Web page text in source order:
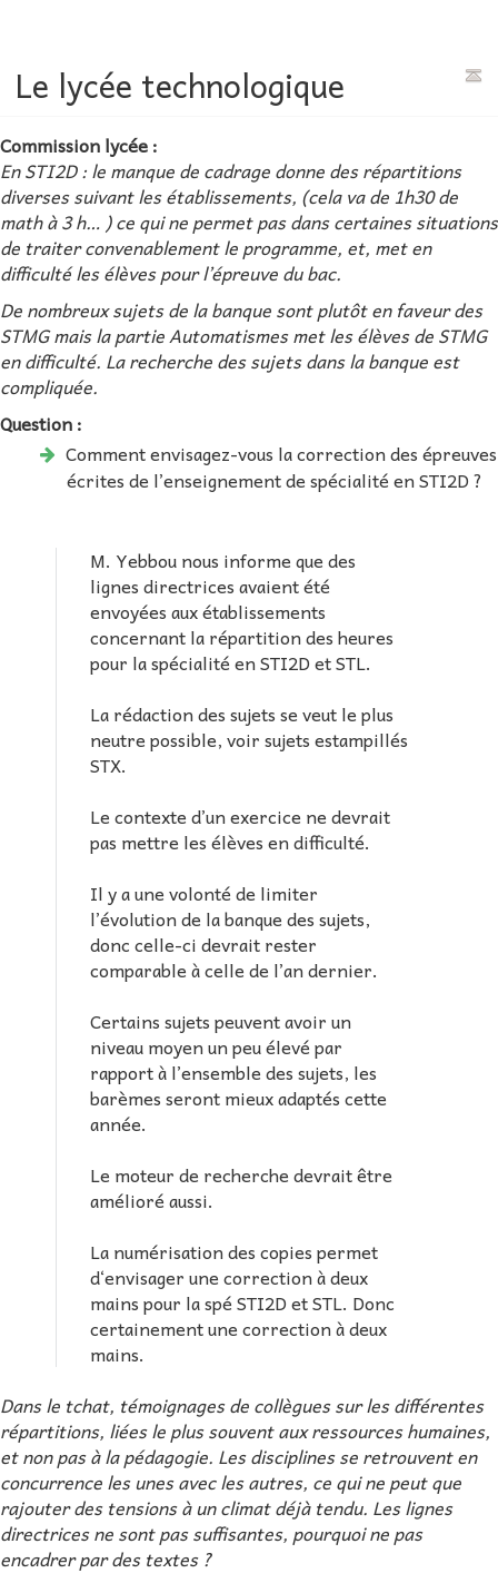
Le lycée technologique
Commission lycée :
En STI2D : le manque de cadrage donne des répartitions
diverses suivant les établissements, (cela va de 1h30 de
math à 3 h… ) ce qui ne permet pas dans certaines situations
de traiter convenablement le programme, et, met en
difficulté les élèves pour l’épreuve du bac.
De nombreux sujets de la banque sont plutôt en faveur des
STMG mais la partie Automatismes met les élèves de STMG
en difficulté. La recherche des sujets dans la banque est
compliquée.
Question :
Comment envisagez-vous la correction des épreuves
écrites de l’enseignement de spécialité en STI2D ?
M. Yebbou nous informe que des
lignes directrices avaient été
envoyées aux établissements
concernant la répartition des heures
pour la spécialité en STI2D et STL.
La rédaction des sujets se veut le plus
neutre possible, voir sujets estampillés
STX.
Le contexte d’un exercice ne devrait
pas mettre les élèves en difficulté.
Il y a une volonté de limiter
l’évolution de la banque des sujets,
donc celle-ci devrait rester
comparable à celle de l’an dernier.
Certains sujets peuvent avoir un
niveau moyen un peu élevé par
rapport à l’ensemble des sujets, les
barèmes seront mieux adaptés cette
année.
Le moteur de recherche devrait être
amélioré aussi.
La numérisation des copies permet
d‘envisager une correction à deux
mains pour la spé STI2D et STL. Donc
certainement une correction à deux
mains.
Dans le tchat, témoignages de collègues sur les différentes
répartitions, liées le plus souvent aux ressources humaines,
et non pas à la pédagogie. Les disciplines se retrouvent en
concurrence les unes avec les autres, ce qui ne peut que
rajouter des tensions à un climat déjà tendu. Les lignes
directrices ne sont pas suffisantes, pourquoi ne pas
encadrer par des textes ?